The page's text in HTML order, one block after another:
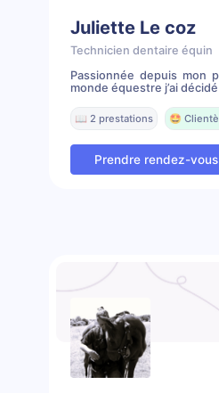
Juliette Le coz
Technicien dentaire équin
Passionnée depuis mon
monde équestre j’ai décidé
📖 2 prestations 🤩
Prendre rendez-vous